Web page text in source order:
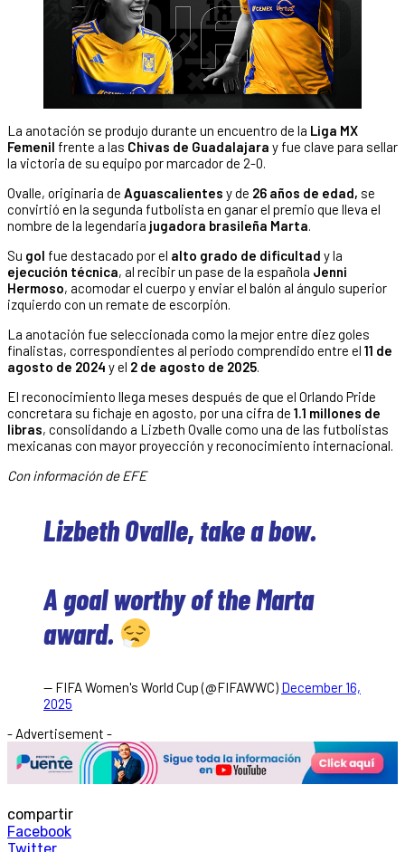
La anotación se produjo durante un encuentro de la Liga MX
Femenil frente a las Chivas de Guadalajara y fue clave para sellar
la victoria de su equipo por marcador de 2-0.
Ovalle, originaria de Aguascalientes y de 26 años de edad, se
convirtió en la segunda futbolista en ganar el premio que lleva el
nombre de la legendaria jugadora brasileña Marta.
Su gol fue destacado por el alto grado de dificultad y la
ejecución técnica, al recibir un pase de la española Jenni
Hermoso, acomodar el cuerpo y enviar el balón al ángulo superior
izquierdo con un remate de escorpión.
La anotación fue seleccionada como la mejor entre diez goles
finalistas, correspondientes al periodo comprendido entre el 11 de
agosto de 2024 y el 2 de agosto de 2025.
El reconocimiento llega meses después de que el Orlando Pride
concretara su fichaje en agosto, por una cifra de 1.1 millones de
libras, consolidando a Lizbeth Ovalle como una de las futbolistas
mexicanas con mayor proyección y reconocimiento internacional.
Con información de EFE
Lizbeth Ovalle, take a bow.
A goal worthy of the Marta
award.
— FIFA Women's World Cup (@FIFAWWC) December 16,
2025
- Advertisement -
compartir
Facebook